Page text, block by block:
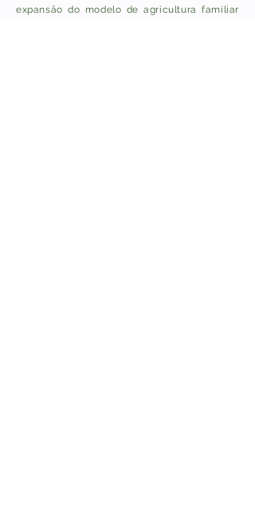
expansão do modelo de agricultura familiar